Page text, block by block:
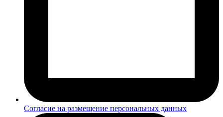
Согласие на размещение персональных данных